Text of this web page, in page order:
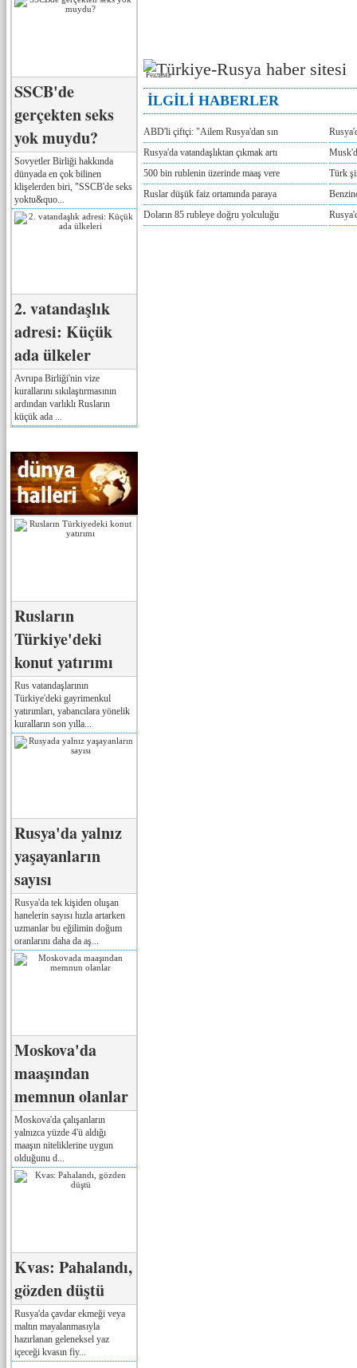
SSCB'de
gerçekten seks
yok muydu?
Sovyetler Birliği hakkında
dünyada en çok bilinen
klişelerden biri, "SSCB'de seks
yoktu&quo...
2. vatandaşlık
adresi: Küçük
ada ülkeler
Avrupa Birliği'nin vize
kurallarını sıkılaştırmasının
ardından varlıklı Rusların
küçük ada ...
Rusların
Türkiye'deki
konut yatırımı
Rus vatandaşlarının
Türkiye'deki gayrimenkul
yatırımları, yabancılara yönelik
kuralların son yılla...
Rusya'da yalnız
yaşayanların
sayısı
Rusya'da tek kişiden oluşan
hanelerin sayısı hızla artarken
uzmanlar bu eğilimin doğum
oranlarını daha da aş...
Moskova'da
maaşından
memnun olanlar
Moskova'da çalışanların
yalnızca yüzde 4'ü aldığı
maaşın niteliklerine uygun
olduğunu d...
Kvas: Pahalandı,
gözden düştü
Rusya'da çavdar ekmeği veya
maltın mayalanmasıyla
hazırlanan geleneksel yaz
içeceği kvasın fiy...
Реклама
İLGİLİ HABERLER
ABD'li çiftçi: "Ailem Rusya'dan sın
Rusya'da vatandaşlıktan çıkmak artı
500 bin rublenin üzerinde maaş vere
Türk
Ruslar düşük faiz ortamında paraya
Doların 85 rubleye doğru yolculuğu